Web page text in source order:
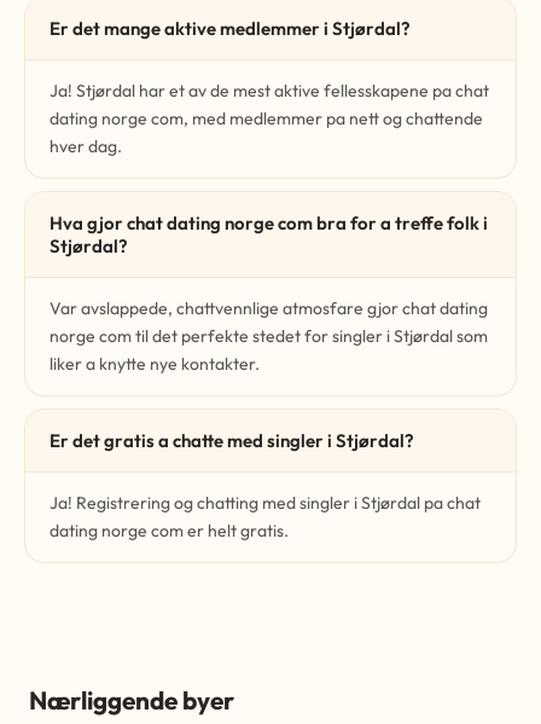
Er det mange aktive medlemmer i Stjørdal?
Ja! Stjørdal har et av de mest aktive fellesskapene pa chat
dating norge com, med medlemmer pa nett og chattende
hver dag.
Hva gjor chat dating norge com bra for a treffe folk i
Stjørdal?
Var avslappede, chattvennlige atmosfare gjor chat dating
norge com til det perfekte stedet for singler i Stjørdal som
liker a knytte nye kontakter.
Er det gratis a chatte med singler i Stjørdal?
Ja! Registrering og chatting med singler i Stjørdal pa chat
dating norge com er helt gratis.
Nærliggende byer